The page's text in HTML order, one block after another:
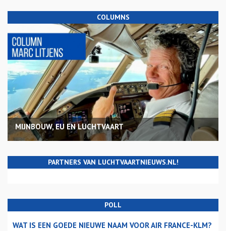
COLUMNS
MIJNBOUW, EU EN LUCHTVAART
PARTNERS VAN LUCHTVAARTNIEUWS.NL!
POLL
WAT IS EEN GOEDE NIEUWE NAAM VOOR AIR FRANCE-KLM?